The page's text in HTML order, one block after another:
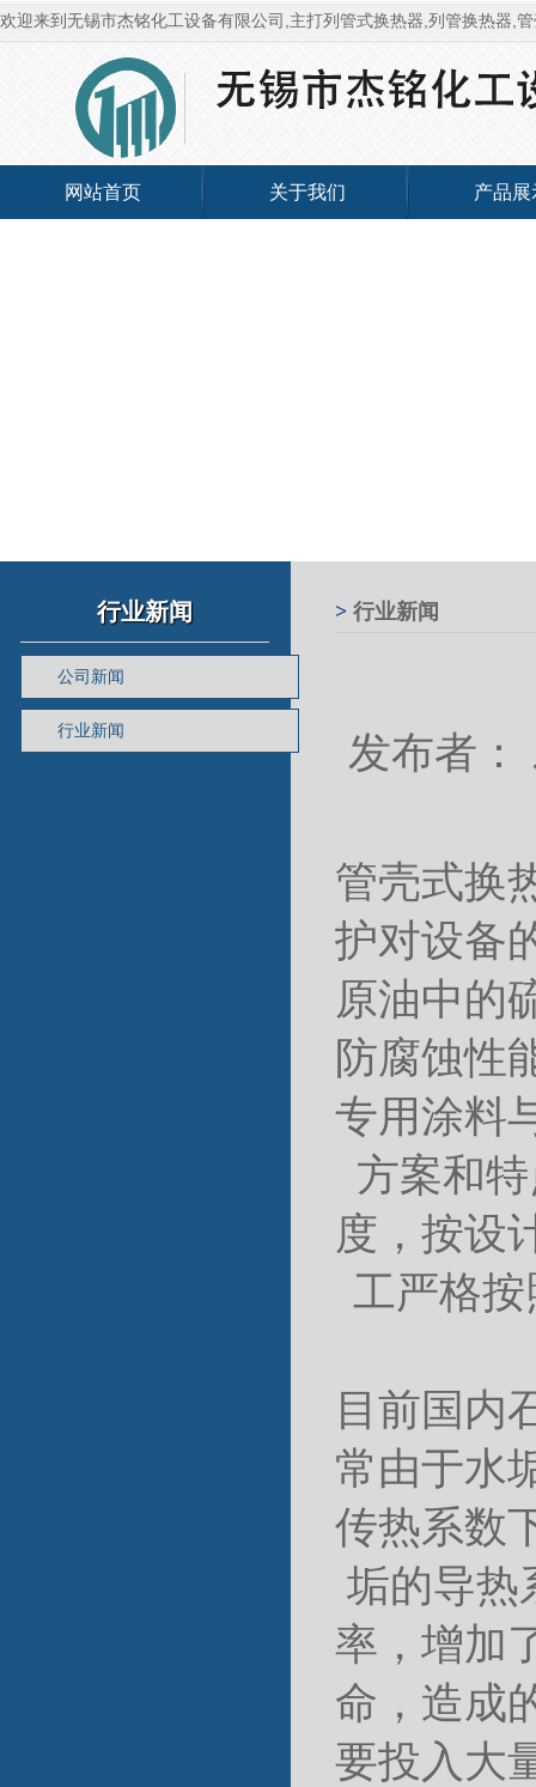
欢迎来到无锡市杰铭化工设备有限公司,主打列管式换热器,列管换热器,
网站首页 关于我们 产品展
行业新闻
公司新闻
行业新闻
> 行业新闻
发布者：
管壳式换
护对设备
原油中的
防腐蚀性
专用涂料
方案和
度，按设
工严格
目前国内
常由于水
传热系数
垢的导热
率，增加
命，造成
要投入大